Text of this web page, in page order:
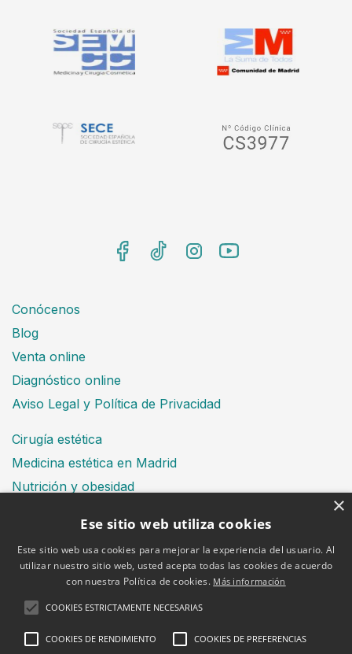
Conócenos
Blog
Venta online
Diagnóstico online
Aviso Legal y Política de Privacidad
Cirugía estética
Medicina estética en Madrid
Nutrición y obesidad
Financiación
Política de cookies
×
Ese sitio web utiliza cookies
Este sitio web usa cookies para mejorar la experiencia del usuario. Al
utilizar nuestro sitio web, usted acepta todas las cookies de acuerdo
con nuestra Política de cookies. Más información
COOKIES ESTRICTAMENTE NECESARIAS
COOKIES DE RENDIMIENTO COOKIES DE PREFERENCIAS